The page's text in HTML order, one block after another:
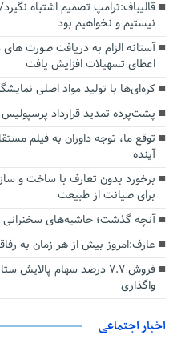
قالیباف:ترامپ تصمیم اشتباه
نیستیم و نخواهیم بود
اعطای تسهیلات افزایش یافت
کره‌ای‌ها با تولید مواد اصلی
پشت‌پرده تمدید قرارداد
توقع ما، توجه داوران به فیلم
آینده
برخورد بدون تعارف با ساخت‌ و
برای صیانت از طبیعت
آنچه گذشت؛ حاشیه‌های سخنرانی
عارف:امروز بیش از هر زمان به
فروش ۷.۷ درصد سهام
واگذاری
اخبار اجتماعی